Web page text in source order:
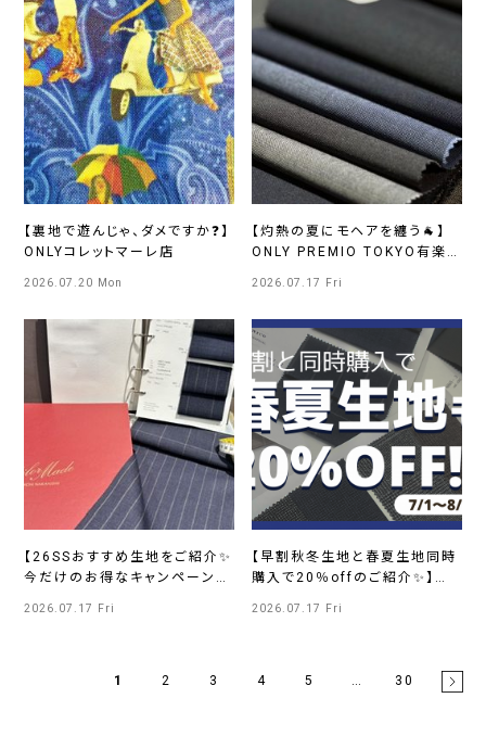
【裏地で遊んじゃ、ダメですか❓】
ONLYコレットマーレ店
2026.07.20 Mon
【灼熱の夏にモヘアを纏う🐐】
ONLY PREMIO TOKYO有楽
2026.07.17 Fri
【26SSおすすめ生地をご紹介✨
今だけのお得なキャンペーン実
2026.07.17 Fri
【早割秋冬生地と春夏生地同時
購入で20％offのご紹介✨】
2026.07.17 Fri
1 2 3 4 5 … 30